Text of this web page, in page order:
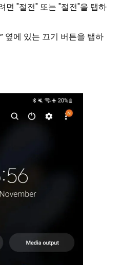
면 "절전" 또는 "절전"을 탭하
옆에 있는 끄기 버튼을 탭하